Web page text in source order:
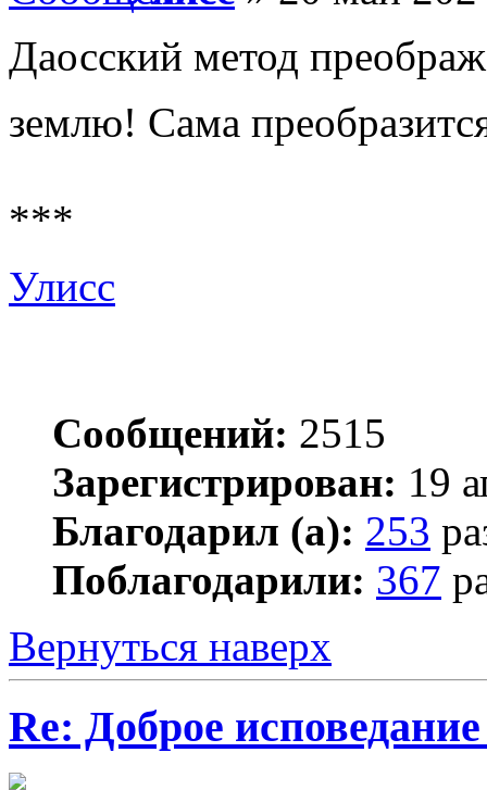
Даосский метод
землю! Сама
***
Улисс
Сообщений: 2515
Зарегистрирован: 19
Благодарил (а): 253
Поблагодарили: 367
Вернуться наверх
Re: Доброе